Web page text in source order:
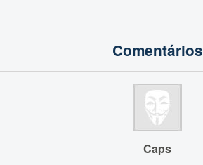
Comentários
Caps